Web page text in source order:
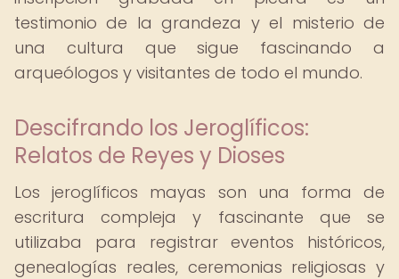
testimonio de la grandeza y el misterio de
una cultura que sigue fascinando a
arqueólogos y visitantes de todo el mundo.
Descifrando los Jeroglíficos:
Relatos de Reyes y Dioses
Los jeroglíficos mayas son una forma de
escritura compleja y fascinante que se
utilizaba para registrar eventos históricos,
genealogías reales, ceremonias religiosas y